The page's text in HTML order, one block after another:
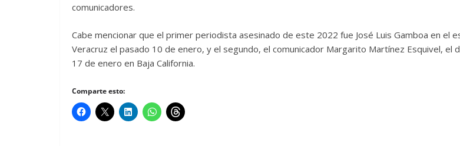
comunicadores.
Cabe mencionar que el primer periodista asesinado de este 2022 fue José Luis Gamboa en el
Veracruz el pasado 10 de enero, y el segundo, el comunicador Margarito Martínez Esquivel, el
17 de enero en Baja California.
Comparte esto: